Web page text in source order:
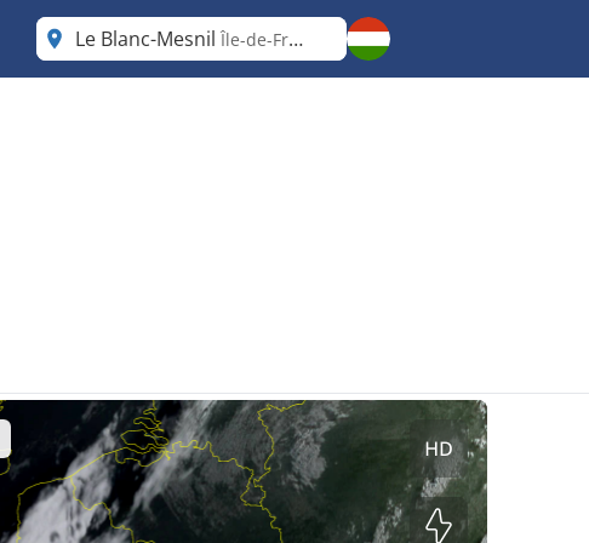
Le Blanc-Mesnil Île-de-France